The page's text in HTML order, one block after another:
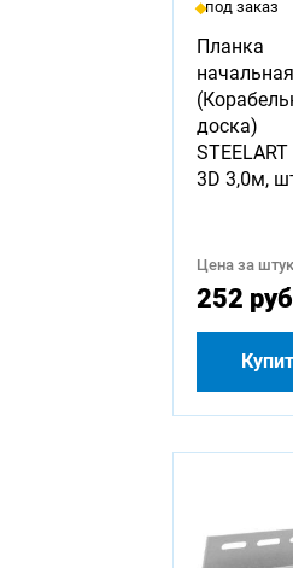
под заказ
Планка
начальная
доска)
3D 3,0м,
Цена за
252